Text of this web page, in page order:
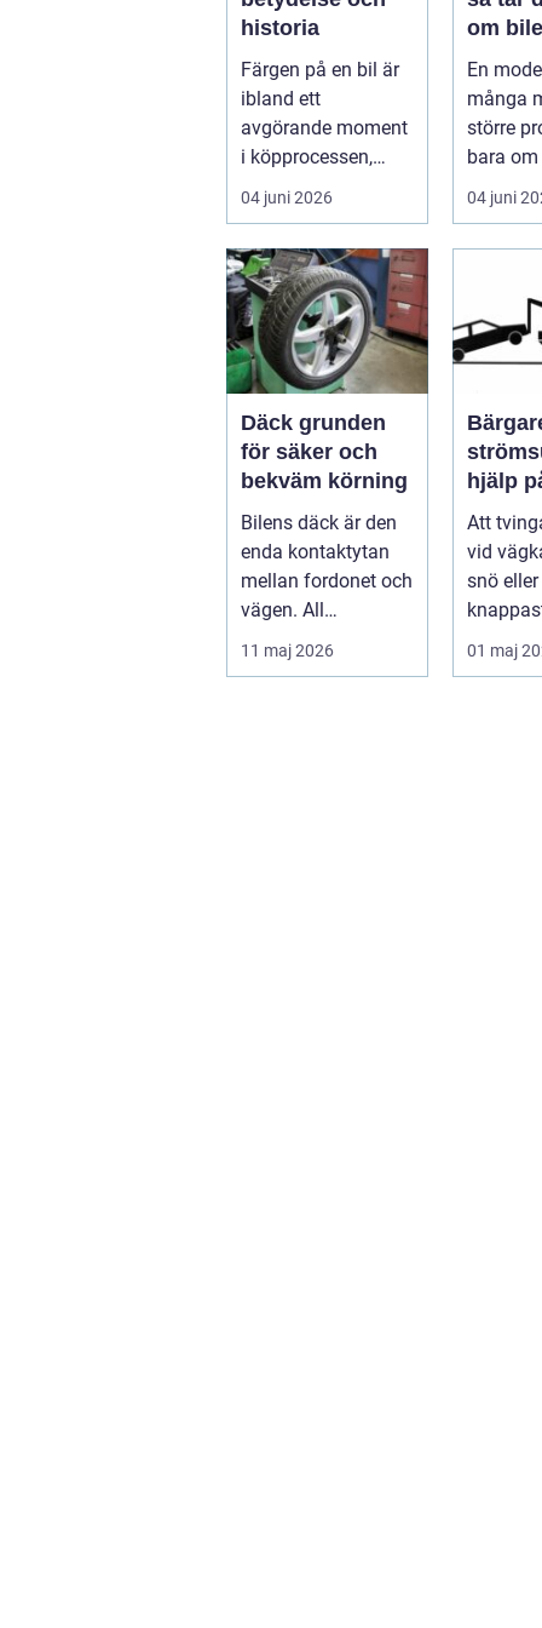
historia
Färgen på en bil är
ibland ett
avgörande moment
i köpprocessen,
men det ha...
04 juni 2026
om
runt
En
många
större
bara
04 juni
Däck grunden
för säker och
bekväm körning
Bilens däck är den
enda kontaktytan
mellan fordonet och
vägen. All
bromskraft, styrning
och accelera...
11 maj 2026
hjälp
året
Att
vid
snö
01 maj